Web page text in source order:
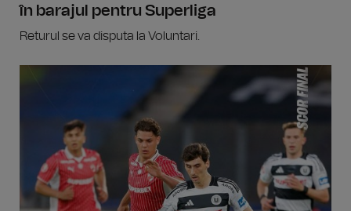
în barajul pentru Superliga
Returul se va disputa la Voluntari.